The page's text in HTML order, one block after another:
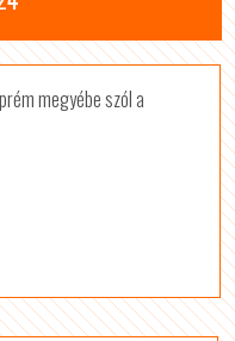
megyébe szól a